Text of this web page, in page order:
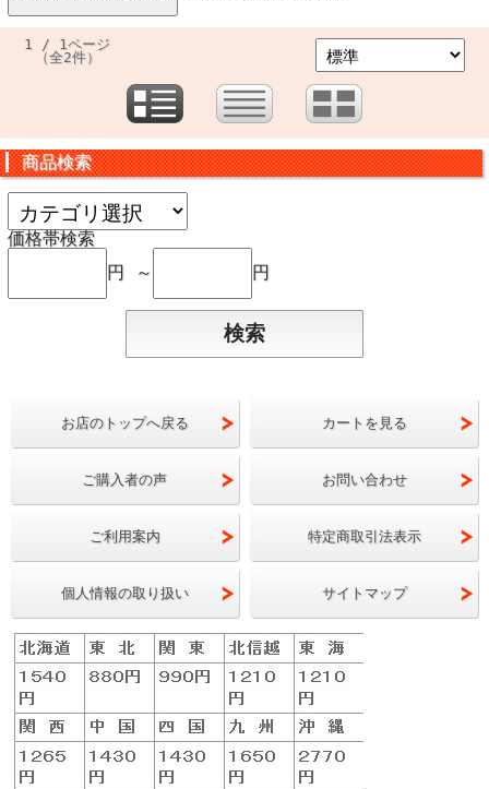
1 / 1ページ
（全2件）
商品検索
価格帯検索
円 ～
円
お店のトップへ戻る カートを見る
ご購入者の声 お問い合わせ
ご利用案内 特定商取引法表示
個人情報の取り扱い サイトマップ